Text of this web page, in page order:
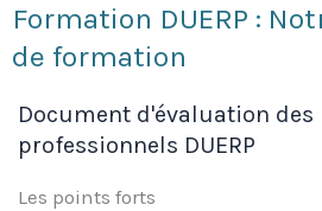
Formation DUERP :
de formation
Document d'évaluation des
professionnels DUERP
Les points forts